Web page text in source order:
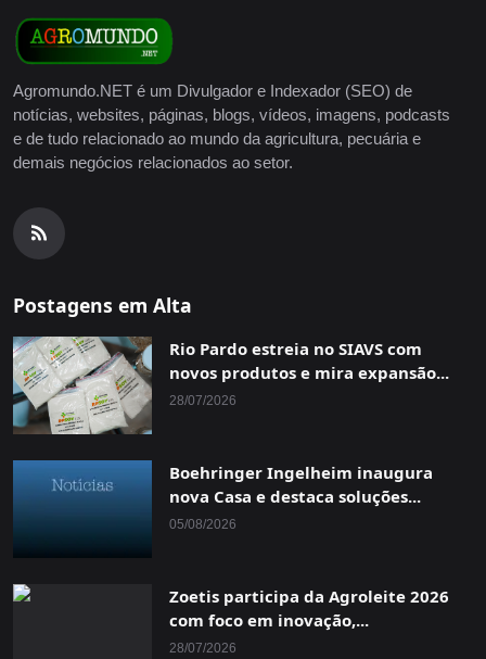
Agromundo.NET é um Divulgador e Indexador (SEO) de
notícias, websites, páginas, blogs, vídeos, imagens, podcasts
e de tudo relacionado ao mundo da agricultura, pecuária e
demais negócios relacionados ao setor.
Postagens em Alta
Rio Pardo estreia no SIAVS com
novos produtos e mira expansão...
28/07/2026
Boehringer Ingelheim inaugura
nova Casa e destaca soluções...
05/08/2026
Zoetis participa da Agroleite 2026
com foco em inovação,...
28/07/2026